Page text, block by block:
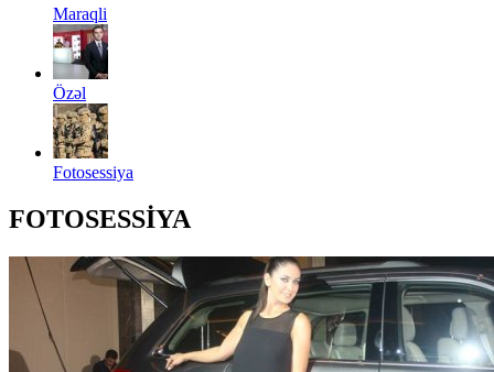
Maraqli
Özəl
Fotosessiya
FOTOSESSİYA